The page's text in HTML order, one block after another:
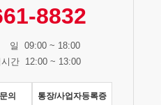
8832
09:00 ~ 18:00
시간 12:00 ~ 13:00
의 통장/사업자등록증